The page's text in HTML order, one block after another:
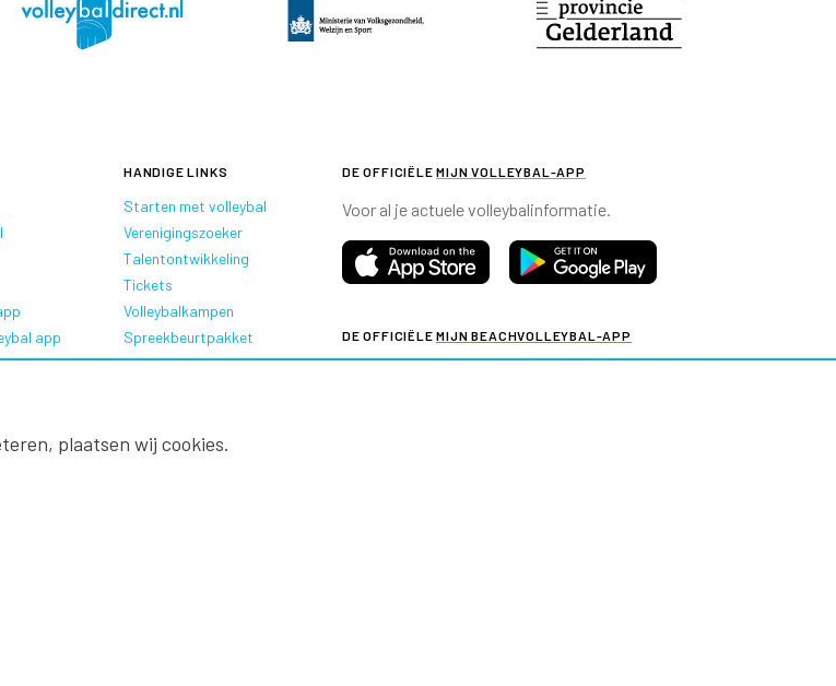
app
HANDIGE LINKS
Starten met volleybal
Verenigingszoeker
Talentontwikkeling
Tickets
Volleybalkampen
Spreekbeurtpakket
Oranje Ambassadeurs
DE OFFICIËLEMIJN VOLLEYBAL-APP
Voor al je actuele volleybalinformatie.
DE OFFICIËLEMIJN BEACHVOLLEYBAL-APP
plaatsen wij cookies.